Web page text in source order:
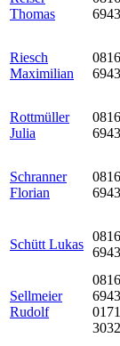
Thomas
Riesch
Maximilian
Rottmüller
Julia
Schranner
Florian
Schütt Lukas
Sellmeier
Rudolf
0171